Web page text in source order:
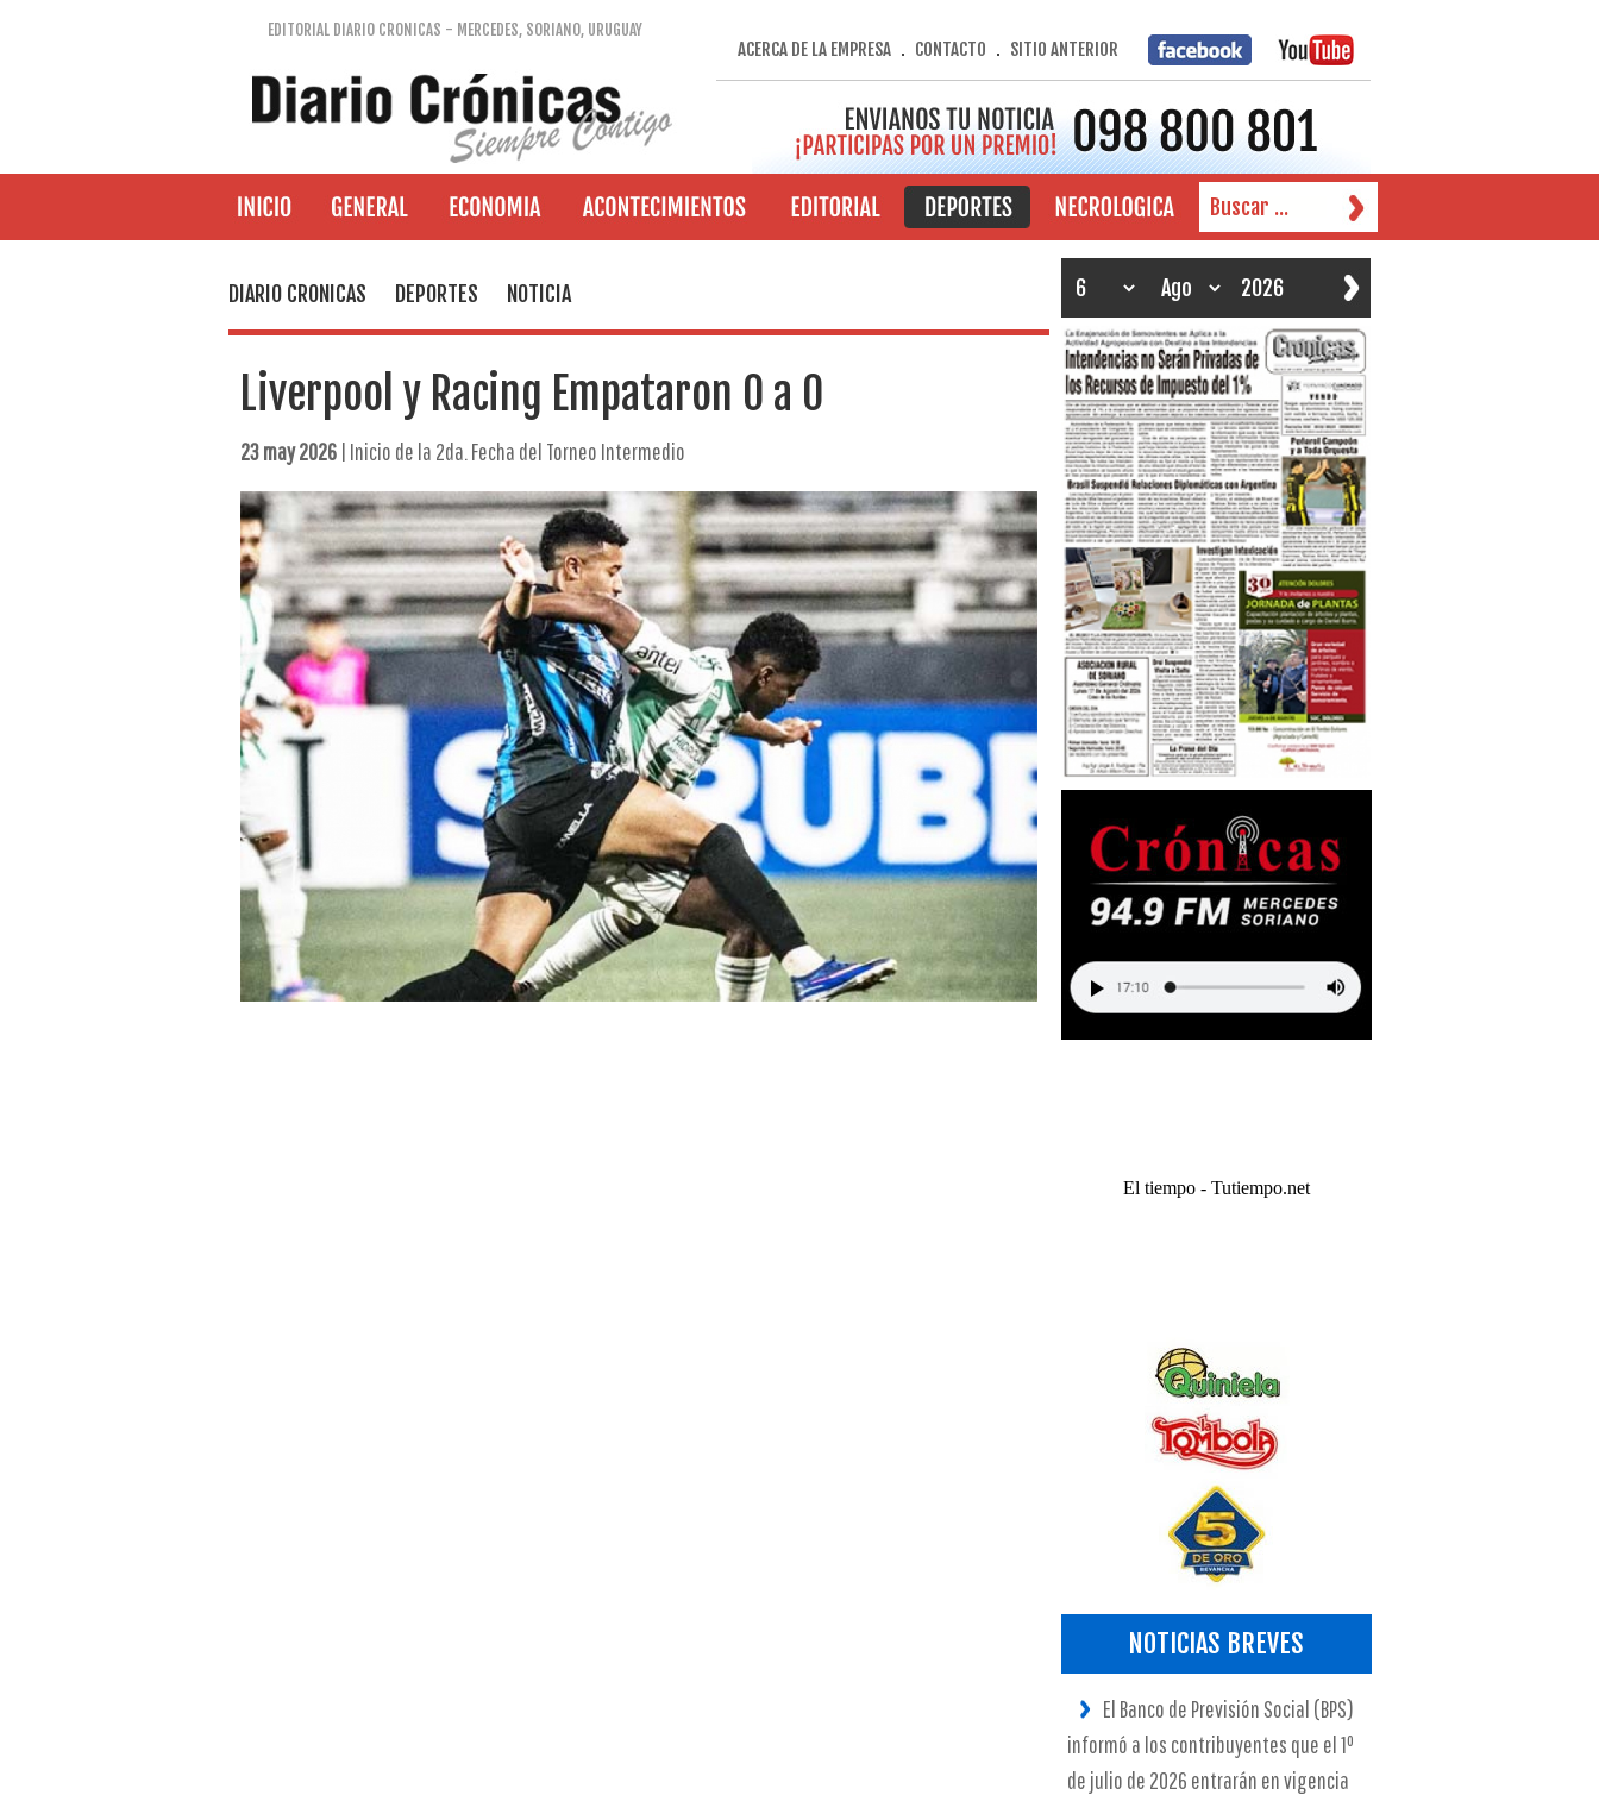
EDITORIAL DIARIO CRONICAS - MERCEDES, SORIANO, URUGUAY
ACERCA DE LA EMPRESA. CONTACTO . SITIO ANTERIOR
DIARIO CRONICAS DEPORTES NOTICIA
Liverpool y Racing Empataron 0 a 0
23 may 2026| Inicio de la 2da. Fecha del Torneo Intermedio
El tiempo - Tutiempo.net
NOTICIAS BREVES
El Banco de Previsión Social (BPS)
informó a los contribuyentes que el 1º
de julio de 2026 entrarán en vigencia